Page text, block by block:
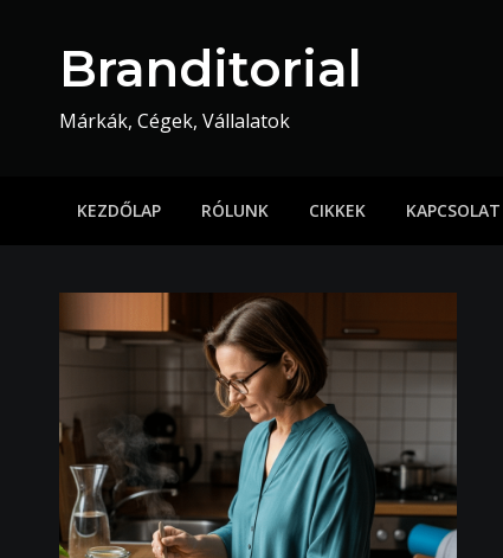
contentBranditorial
Márkák, Cégek, Vállalatok
KEZDŐLAP RÓLUNK CIKKEK KAPCSOLAT